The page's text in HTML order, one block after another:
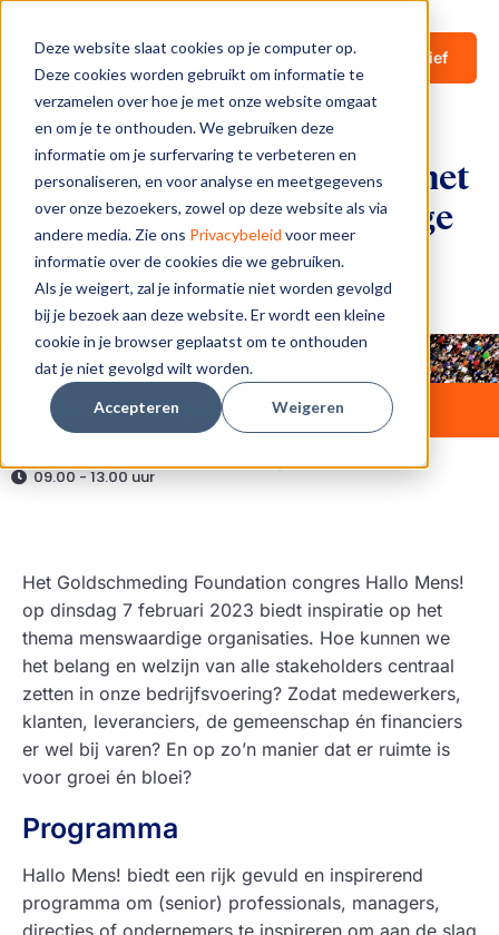
Deze website slaat cookies op je computer op.
Deze cookies worden gebruikt om informatie te
verzamelen over hoe je met onze website omgaat
en om je te onthouden. We gebruiken deze
informatie om je surfervaring te verbeteren en
personaliseren, en voor analyse en meetgegevens
over onze bezoekers, zowel op deze website als via
andere media. Zie ons Privacybeleid voor meer
informatie over de cookies die we gebruiken.
Als je weigert, zal je informatie niet worden gevolgd
bij je bezoek aan deze website. Er wordt een kleine
cookie in je browser geplaatst om te onthouden
dat je niet gevolgd wilt worden.
Accepteren Weigeren
Nieuwsbrief
Congres HALLO MENS! met
het thema: menswaardige
organisaties
Dit evenement is afgelopen
7 februari 2023 Wicked Grounds, Amsterdam
09.00 - 13.00 uur
Het Goldschmeding Foundation congres Hallo Mens!
op dinsdag 7 februari 2023 biedt inspiratie op het
thema menswaardige organisaties. Hoe kunnen we
het belang en welzijn van alle stakeholders centraal
zetten in onze bedrijfsvoering? Zodat medewerkers,
klanten, leveranciers, de gemeenschap én financiers
er wel bij varen? En op zo’n manier dat er ruimte is
voor groei én bloei?
Programma
Hallo Mens! biedt een rijk gevuld en inspirerend
programma om (senior) professionals, managers,